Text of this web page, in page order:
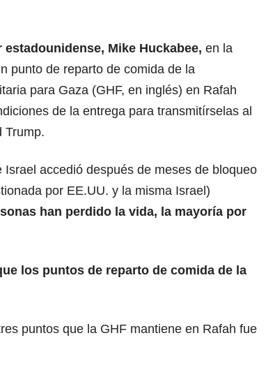
Mike Huckabee, en la
punto de reparto de comida de la
para Gaza (GHF, en inglés) en Rafah
de la entrega para transmitírselas al
Trump.
Israel accedió después de meses de bloqueo
por EE.UU. y la misma Israel)
han perdido la vida, la mayoría por
los puntos de reparto de comida de la
puntos que la GHF mantiene en Rafah fue